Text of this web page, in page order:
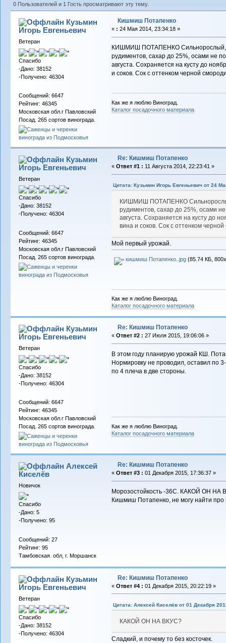
0 Пользователей и 1 Гость просматривают эту тему.
Кузьмин
Игорь Евгеньевич
Ветеран
Спасибо
-Дано: 38152
-Получено: 46304
Сообщений: 6647
Рейтинг: 46345
Московская обл.г Павловский
Посад. 265 сортов винограда.
Кишмиш Потапенко
« : 24 Мая 2014, 23:34:18 »
КИШМИШ ПОТАПЕНКО Сильнорослый,
рудиментов, сахар до 25%, осами не
августа. Сохраняется на кусту до
и соков. Сок с оттенком черной
Как же я люблю Виноград.
Каталог посадочного материала
Кузьмин
Игорь Евгеньевич
Ветеран
Спасибо
-Дано: 38152
-Получено: 46304
Сообщений: 6647
Рейтинг: 46345
Московская обл.г Павловский
Посад. 265 сортов винограда.
Re: Кишмиш Потапенко
« Ответ #1 : 11 Августа 2014, 22:23:41 »
Цитата: Кузьмин Игорь Евгеньевич от 24
КИШМИШ ПОТАПЕНКО Сильнорослый,
рудиментов, сахар до 25%, осами
августа. Сохраняется на кусту до
вина и соков. Сок с оттенком
Мой первый урожай.
кишмиш Потапенко..jpg(85.74 КБ,
Как же я люблю Виноград.
Каталог посадочного материала
Кузьмин
Игорь Евгеньевич
Ветеран
Спасибо
-Дано: 38152
-Получено: 46304
Сообщений: 6647
Рейтинг: 46345
Московская обл.г Павловский
Посад. 265 сортов винограда.
Re: Кишмиш Потапенко
« Ответ #2 : 27 Июля 2015, 19:06:06 »
В этом году планирую урожай КШ.
Нормировку не проводил, оставил по
по 4 плеча в две стороны.
Как же я люблю Виноград.
Каталог посадочного материала
Алексей
Киселёв
Новичок
Спасибо
-Дано: 5
-Получено: 95
Сообщений: 27
Рейтинг: 95
Тамбовская. обл, г. Моршанск
Re: Кишмиш Потапенко
« Ответ #3 : 01 Декабря 2015, 17:36:37 »
Морозостойкость -36С. КАКОЙ ОН НА
Кишмиш Потапенко, не могу найти
Кузьмин
Игорь Евгеньевич
Ветеран
Спасибо
-Дано: 38152
-Получено: 46304
Re: Кишмиш Потапенко
« Ответ #4 : 01 Декабря 2015, 20:22:19 »
Цитата: Алексей Киселёв от 01 Декабря
КАКОЙ ОН НА ВКУС?
Сладкий, и почему то без косточек.